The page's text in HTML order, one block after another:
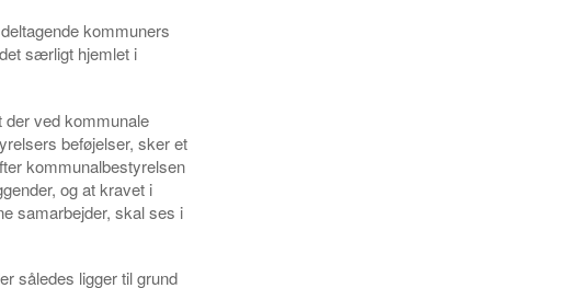
kommuners
særligt hjemlet i
der ved kommunale
beføjelser, sker et
kommunalbestyrelsen
og at kravet i
samarbejder, skal ses i
således ligger til grund